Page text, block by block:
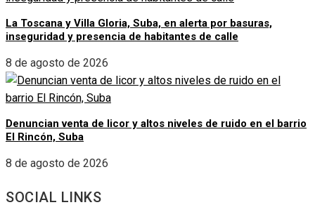
La Toscana y Villa Gloria, Suba, en alerta por basuras,
inseguridad y presencia de habitantes de calle
8 de agosto de 2026
Denuncian venta de licor y altos niveles de ruido en el barrio
El Rincón, Suba
8 de agosto de 2026
SOCIAL LINKS